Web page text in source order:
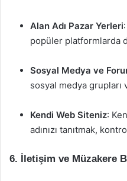
Alan Adı Pazar Yerleri
popüler platformlarda
Sosyal Medya ve
sosyal medya
Kendi Web Siteniz:
adınızı tanıtmak,
6. İletişim ve Müzakere